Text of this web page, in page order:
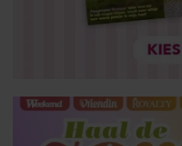
informatie over uw gebruik
partners voor social media,
partners kunnen deze
gaat akkoord met onze
gebruiken.